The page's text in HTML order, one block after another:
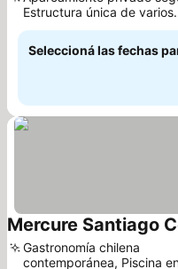
Estructura única de varios
niveles
Seleccioná las fechas
Mercure Santiago
Gastronomía chilena
contemporánea, Piscina